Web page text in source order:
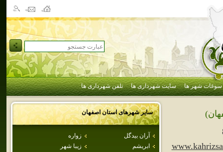
سوغات شهر ها سایت شهرداری ها تلفن شهرداری ها
سایر شهرهای استاناصفهان
آران بيدگل
زواره
ابريشم
زيبا شهر